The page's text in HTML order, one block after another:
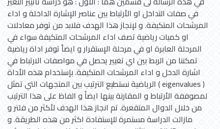
في صفات التداخل او الأرتباط بين عناصر الإشارة الداخلة و اداء
المرشحات المتكيفة. و لإنجاز هذا الهدف فلابد من توفر معادلات
او كميات رياضية تصف اداء المرشحات المتكيفة سواء في
المرحلة العابرة او في مرحلة الإستقرار و ايضاً توفر اداة رياضية
تمكننا من الربط بين اي تغيير يحصل في مواصفات الارتباط في
اشارة الدخل و اداء المرشحات المتكيفة. بإستخدام هذه الأداة
الرياضية نستطيع الترتيب بين المتجهات التي تمثل ( eigenvalues )
لمصوففة الأرتباط و المقارنة بينها ايضأ و الفاظ على هذا الترتيب
من خلال الدوال المتقعرة. تم انجاز هذا الهدف لأكثر من فلتر و
مازالت الدراسة مستمرة للإستفادة اكثر من هذه الطريقة. و